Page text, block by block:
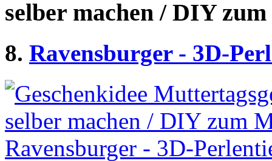
selber machen / DIY
8. Ravensburger - 3D-